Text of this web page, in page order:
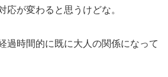
応が変わると思うけどな。
過時間的に既に大人の関係になって